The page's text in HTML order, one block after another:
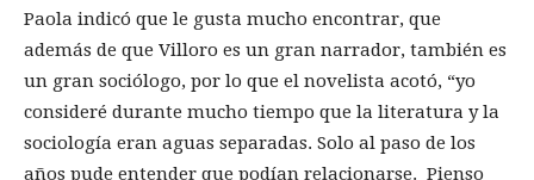
Paola indicó que le gusta mucho encontrar, que
además de que Villoro es un gran narrador, también es
un gran sociólogo, por lo que el novelista acotó, “yo
consideré durante mucho tiempo que la literatura y la
sociología eran aguas separadas. Solo al paso de los
años pude entender que podían relacionarse. Pienso